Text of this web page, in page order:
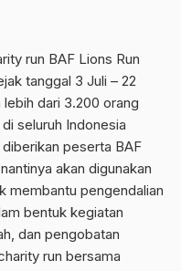
run BAF Lions Run
tanggal 3 Juli – 22
dari 3.200 orang
seluruh Indonesia
peserta BAF
akan digunakan
membantu pengendalian
bentuk kegiatan
dan pengobatan
run bersama